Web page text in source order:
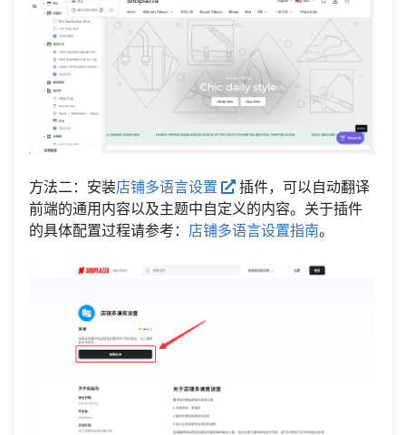
方法二：安装店铺多语言设置
插件，可以自动翻译
前端的通用内容以及主题中自定义的内容。关于插件
的具体配置过程请参考： 店铺多语言设置指南。